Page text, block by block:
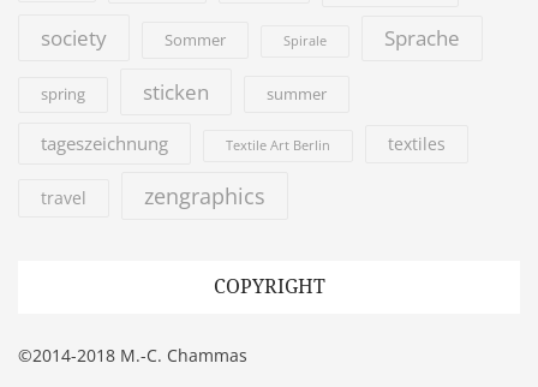
society Sommer Spirale Sprache
spring sticken summer
tageszeichnung Textile Art Berlin textiles
travel zengraphics
COPYRIGHT
©2014-2018 M.-C. Chammas